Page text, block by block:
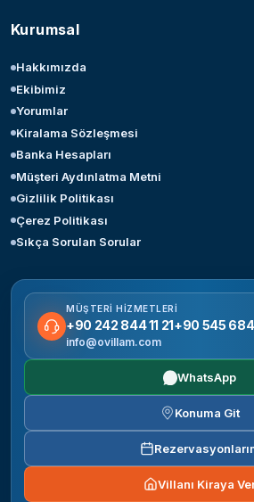
Kurumsal
Hakkımızda
Ekibimiz
Yorumlar
Kiralama Sözleşmesi
Banka Hesapları
Müşteri Aydınlatma Metni
Gizlilik Politikası
Çerez Politikası
Sıkça Sorulan Sorular
MÜŞTERI HIZMETLERI
+90 242 844 11 21+90 545
info@ovillam.com
WhatsApp
Konuma Git
Villanı Kiraya